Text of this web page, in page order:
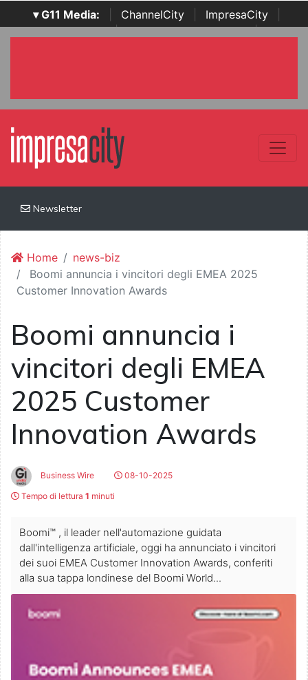
▾ G11 Media: ChannelCity ImpresaCity
SecurityOpenLab | Italian Channel Awards | Italian
Newsletter
Home
news-biz
Boomi annuncia i vincitori degli EMEA 2025
Customer Innovation Awards
Boomi annuncia i
vincitori degli EMEA
2025 Customer
Innovation Awards
Business Wire
08-10-2025
Tempo di lettura 1 minuti
Boomi™ , il leader nell'automazione guidata
dall'intelligenza artificiale, oggi ha annunciato i vincitori
dei suoi EMEA Customer Innovation Awards, conferiti
alla sua tappa londinese del Boomi World...